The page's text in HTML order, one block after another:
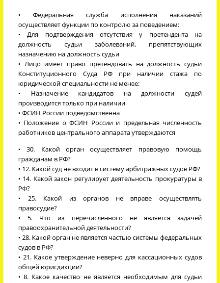
• Федеральная служба исполнения наказаний
осуществляет функции по контролю за поведением:
• Для подтверждения отсутствия у претендента на
должность судьи заболеваний, препятствующих
назначению на должность судьи
• Лицо имеет право претендовать на должность судьи
Конституционного Суда РФ при наличии стажа по
юридической специальности не менее:
• Назначение кандидатов на должности судей
производится только при наличии
• ФСИН России подведомственна
• Положение о ФСИН России и предельная численность
работников центрального аппарата утверждаются
• 30. Какой орган осуществляет правовую помощь
гражданам в РФ?
• 12. Какой суд не входит в систему арбитражных судов РФ?
• 14. Какой закон регулирует деятельность прокуратуры в
РФ?
• 25. Какой из органов не вправе осуществлять
правосудие?
• 5. Что из перечисленного не является задачей
правоохранительной деятельности?
• 28. Какой орган не является частью системы федеральных
судов в РФ?
• 21. Какое утверждение неверно для кассационных судов
общей юрисдикции?
• 8. Какое качество не является необходимым для судьи